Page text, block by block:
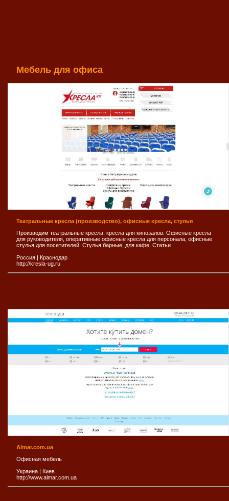
Мебель для офиса
Театральные кресла (производство), офисные кресла, стулья
Производим театральные кресла, кресла для кинозалов. Офисные кресла
для руководителя, оперативные офисные кресла для персонала, офисные
стулья для посетителей. Стулья барные, для кафе. Статьи
Россия | Краснодар
http://kresla-ug.ru
Almar.com.ua
Офисная мебель
Украина | Киев
http://www.almar.com.ua